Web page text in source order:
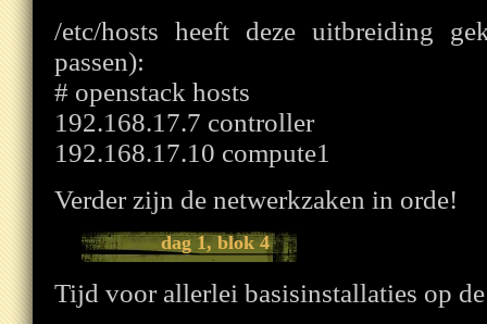
/etc/hosts heeft deze uitbreiding
passen):
# openstack hosts
192.168.17.7 controller
192.168.17.10 compute1
Verder zijn de netwerkzaken in orde!
dag 1, blok 4
Tijd voor allerlei basisinstallaties op